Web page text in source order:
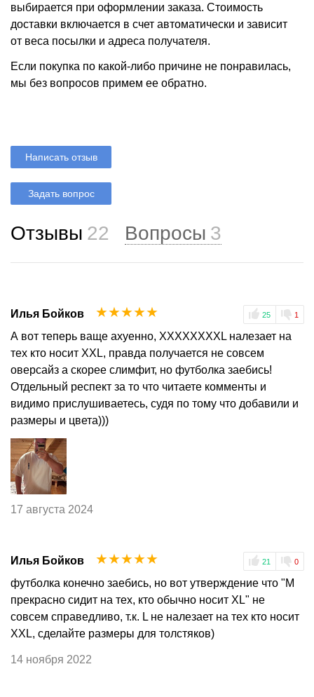
выбирается при оформлении заказа. Стоимость
доставки включается в счет автоматически и зависит
от веса посылки и адреса получателя.
Если покупка по какой-либо причине не понравилась,
мы без вопросов примем ее обратно.
Написать отзыв
Задать вопрос
Отзывы 22 Вопросы 3
Илья Бойков 25 1
☆
☆
☆
☆
☆
А вот теперь ваще ахуенно, XXXXXXXXL налезает на
тех кто носит XXL, правда получается не совсем
оверсайз а скорее слимфит, но футболка заебись!
Отдельный респект за то что читаете комменты и
видимо прислушиваетесь, судя по тому что добавили и
размеры и цвета)))
17 августа 2024
Илья Бойков 21 0
☆
☆
☆
☆
☆
футболка конечно заебись, но вот утверждение что "M
прекрасно сидит на тех, кто обычно носит XL" не
совсем справедливо, т.к. L не налезает на тех кто носит
XXL, сделайте размеры для толстяков)
14 ноября 2022